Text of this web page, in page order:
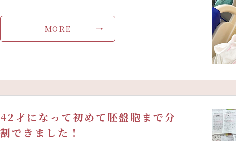
MORE
42才になって初めて胚盤胞まで分
割できました！